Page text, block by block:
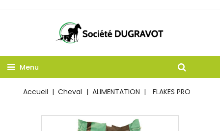
Menu
Accueil Cheval ALIMENTATION FLAKES PRO